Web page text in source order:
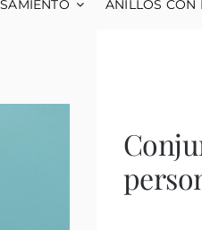
ANILLOS CON